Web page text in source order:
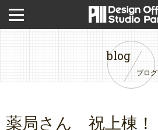
ブログ
blog
薬局さん 祝上棟！